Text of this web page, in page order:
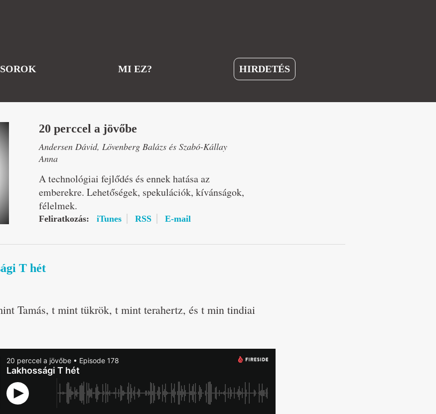
MI EZ? HIRDETÉS
20 perccel a jövőbe
Andersen Dávid, Lövenberg Balázs és Szabó-Kállay
Anna
A technológiai fejlődés és ennek hatása az
emberekre. Lehetőségek, spekulációk, kívánságok,
félelmek.
Feliratkozás: iTunes RSS E-mail
T hét
Tamás, t mint tükrök, t mint terahertz, és t min tindiai